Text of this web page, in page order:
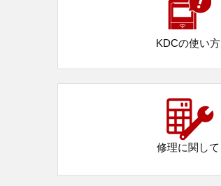
KDCの使い方
修理に関して